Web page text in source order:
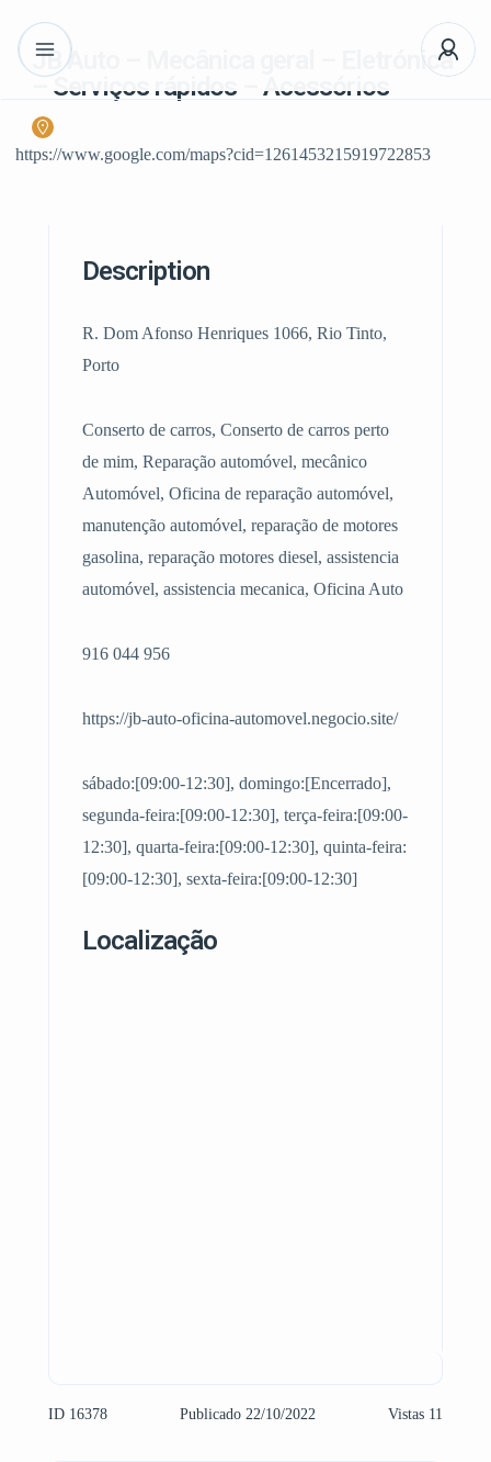
JB Auto – Mecânica geral – Eletrónica
– Serviços rápidos – Acessórios
https://www.google.com/maps?cid=1261453215919722853
Description
R. Dom Afonso Henriques 1066, Rio Tinto,
Porto
Conserto de carros, Conserto de carros perto
de mim, Reparação automóvel, mecânico
Automóvel, Oficina de reparação automóvel,
manutenção automóvel, reparação de motores
gasolina, reparação motores diesel, assistencia
automóvel, assistencia mecanica, Oficina Auto
916 044 956
https://jb-auto-oficina-automovel.negocio.site/
sábado:[09:00-12:30], domingo:[Encerrado],
segunda-feira:[09:00-12:30], terça-feira:[09:00-
12:30], quarta-feira:[09:00-12:30], quinta-feira:
[09:00-12:30], sexta-feira:[09:00-12:30]
Localização
ID 16378 Publicado 22/10/2022 Vistas 11